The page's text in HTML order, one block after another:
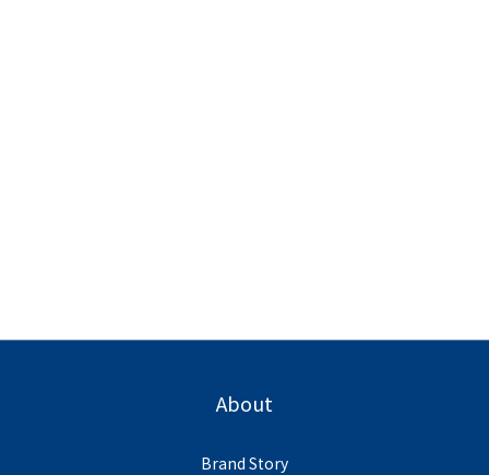
About
Brand Story